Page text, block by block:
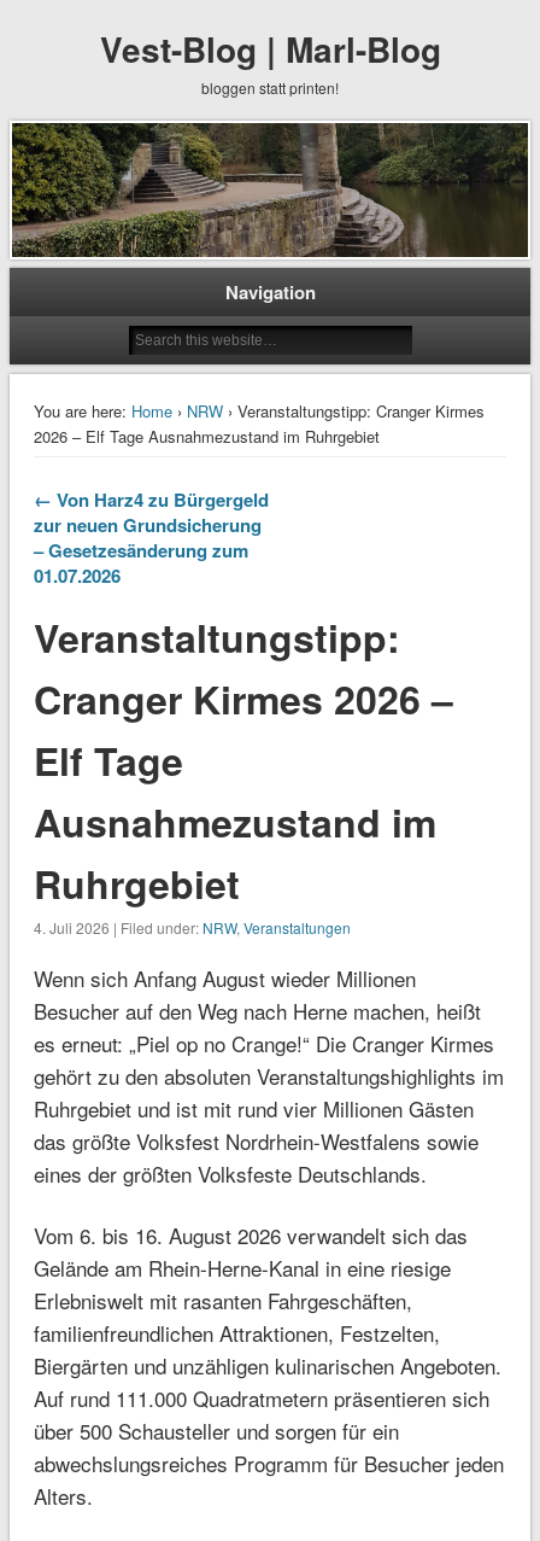
Vest-Blog | Marl-Blog
bloggen statt printen!
Navigation
You are here: Home› NRW› Veranstaltungstipp: Cranger Kirmes
2026 – Elf Tage Ausnahmezustand im Ruhrgebiet
← Von Harz4 zu Bürgergeld
zur neuen Grundsicherung
– Gesetzesänderung zum
01.07.2026
Veranstaltungstipp:
Cranger Kirmes 2026 –
Elf Tage
Ausnahmezustand im
Ruhrgebiet
4. Juli 2026 | Filed under: NRW, Veranstaltungen
Wenn sich Anfang August wieder Millionen
Besucher auf den Weg nach Herne machen, heißt
es erneut: „Piel op no Crange!“ Die Cranger Kirmes
gehört zu den absoluten Veranstaltungshighlights im
Ruhrgebiet und ist mit rund vier Millionen Gästen
das größte Volksfest Nordrhein-Westfalens sowie
eines der größten Volksfeste Deutschlands.
Vom 6. bis 16. August 2026 verwandelt sich das
Gelände am Rhein-Herne-Kanal in eine riesige
Erlebniswelt mit rasanten Fahrgeschäften,
familienfreundlichen Attraktionen, Festzelten,
Biergärten und unzähligen kulinarischen Angeboten.
Auf rund 111.000 Quadratmetern präsentieren sich
über 500 Schausteller und sorgen für ein
abwechslungsreiches Programm für Besucher jeden
Alters.